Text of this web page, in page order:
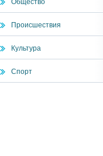
Общество
Происшествия
Культура
Спорт